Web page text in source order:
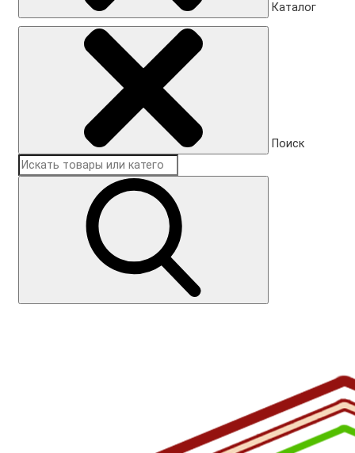
Каталог
Поиск